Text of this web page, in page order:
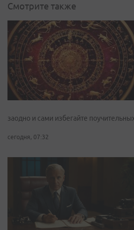
Смотрите также
заодно и сами избегайте
сегодня, 07:32